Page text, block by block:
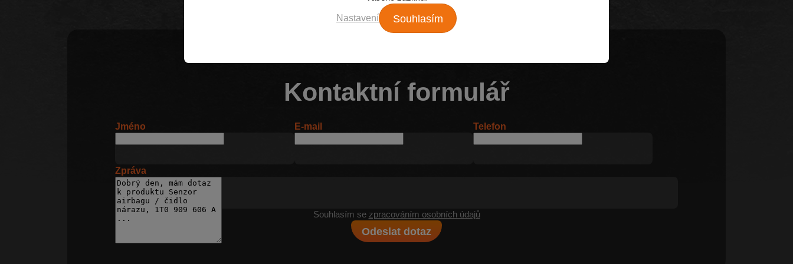
Kontaktní formulář
Jméno E-mail Telefon
Zpráva
Souhlasím se zpracováním osobních údajů
Odeslat dotaz
Nastavení Souhlasím